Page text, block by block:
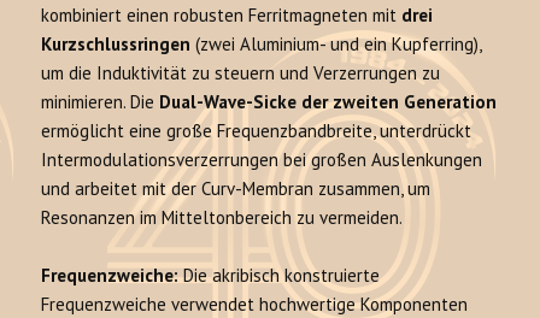
kombiniert einen robusten Ferritmagneten mit drei
Kurzschlussringen (zwei Aluminium- und ein Kupferring),
um die Induktivität zu steuern und Verzerrungen zu
minimieren. Die Dual-Wave-Sicke der zweiten Generation
ermöglicht eine große Frequenzbandbreite, unterdrückt
Intermodulationsverzerrungen bei großen Auslenkungen
und arbeitet mit der Curv-Membran zusammen, um
Resonanzen im Mitteltonbereich zu vermeiden.
Frequenzweiche: Die akribisch konstruierte
Frequenzweiche verwendet hochwertige Komponenten